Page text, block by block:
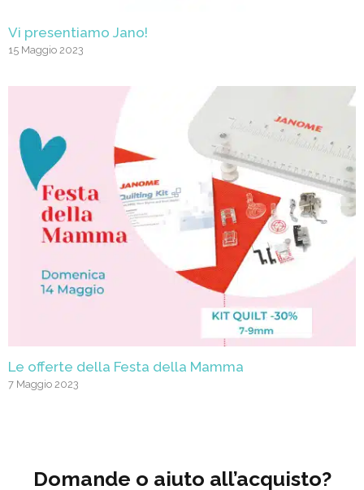
Vi presentiamo Jano!
15 Maggio 2023
Le offerte della Festa della Mamma
7 Maggio 2023
Domande o aiuto all’acquisto?